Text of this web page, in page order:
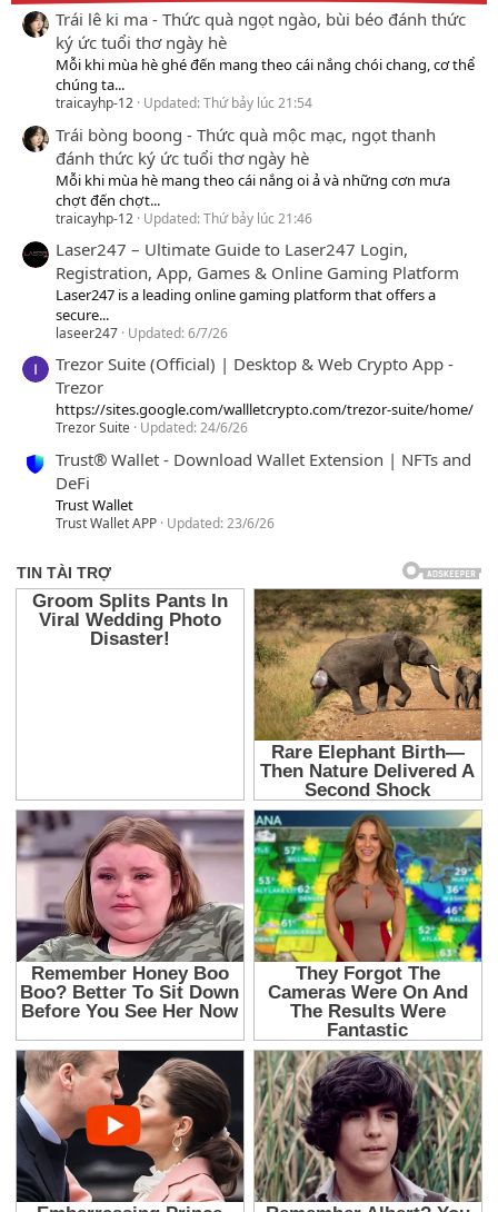
Trái lê ki ma - Thức quà ngọt ngào, bùi béo đánh thức
ký ức tuổi thơ ngày hè
Mỗi khi mùa hè ghé đến mang theo cái nắng chói chang, cơ thể
chúng ta...
traicayhp-12 Updated:Thứ bảy lúc 21:54
Trái bòng boong - Thức quà mộc mạc, ngọt thanh
đánh thức ký ức tuổi thơ ngày hè
Mỗi khi mùa hè mang theo cái nắng oi ả và những cơn mưa
chợt đến chợt...
traicayhp-12 Updated:Thứ bảy lúc 21:46
Laser247 – Ultimate Guide to Laser247 Login,
Registration, App, Games & Online Gaming Platform
Laser247 is a leading online gaming platform that offers a
secure...
laseer247 Updated:6/7/26
Trezor Suite (Official) | Desktop & Web Crypto App -
Trezor
https://sites.google.com/wallletcrypto.com/trezor-suite/home/
Trezor Suite Updated:24/6/26
Trust® Wallet - Download Wallet Extension | NFTs and
DeFi
Trust Wallet
Trust Wallet APP Updated:23/6/26